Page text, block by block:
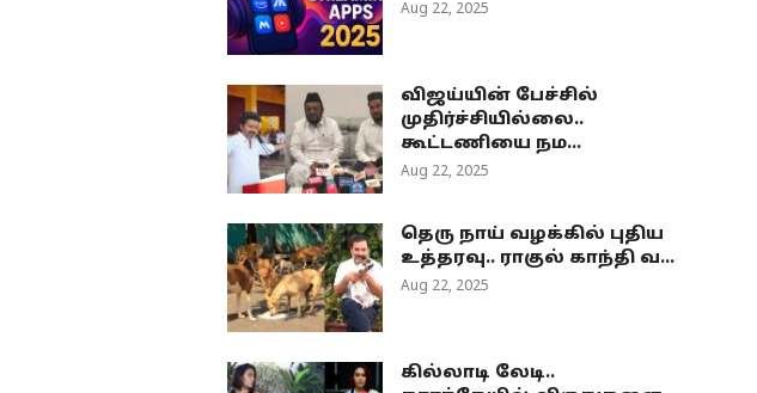
Aug 22, 2025
விஜய்யின் பேச்சில்
முதிர்ச்சியில்லை..
கூட்டணியை நம...
Aug 22, 2025
தெரு நாய் வழக்கில் புதிய
உத்தரவு.. ராகுல் காந்தி வ...
Aug 22, 2025
கில்லாடி லேடி..